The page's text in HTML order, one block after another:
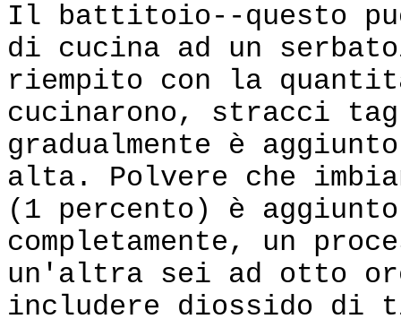
Il battitoio--questo
di cucina ad un
riempito con la
cucinarono, stracci
gradualmente è
alta. Polvere che
(1 percento) è
completamente, un
un'altra sei ad otto
includere diossido di